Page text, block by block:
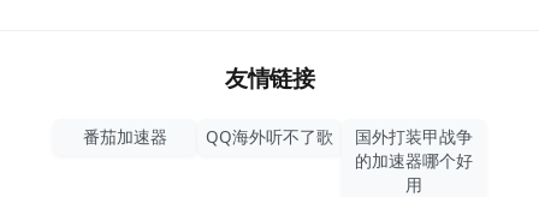
友情链接
番茄加速器 QQ海外听不了歌
国外打装甲战争
的加速器哪个好
用